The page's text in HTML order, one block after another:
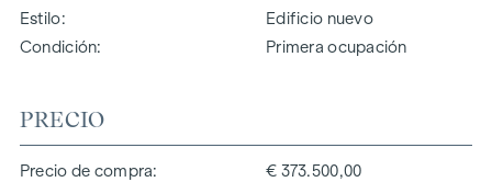
Estilo
Edificio nuevo
Condición
Primera ocupación
PRECIO
Precio de compra
€ 373.500,00